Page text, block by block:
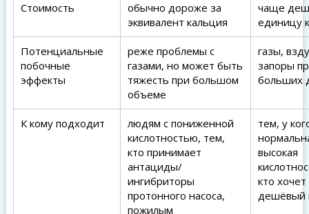
Стоимость
обычно дороже за
эквивалент кальция
чаще
единицу
Потенциальные
побочные
эффекты
реже проблемы с
газами, но может быть
тяжесть при большом
объеме
газы,
запоры
больших
К кому подходит
людям с пониженной
кислотностью, тем,
кто принимает
антациды/
ингибриторы
протонного насоса,
пожилым
тем, у
высокая
кто
дешёвый